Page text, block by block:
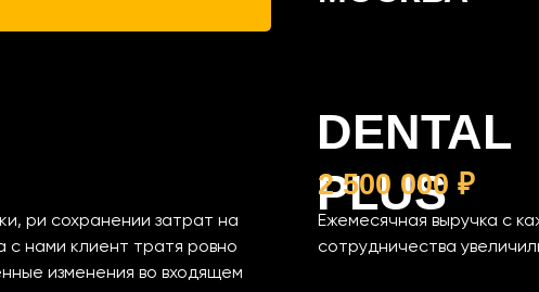
DENTAL
PLUS
ри сохранении затрат на
с нами клиент тратя ровно
изменения во входящем
Ежемесячная выручка с
сотрудничества
2 500 000 ₽